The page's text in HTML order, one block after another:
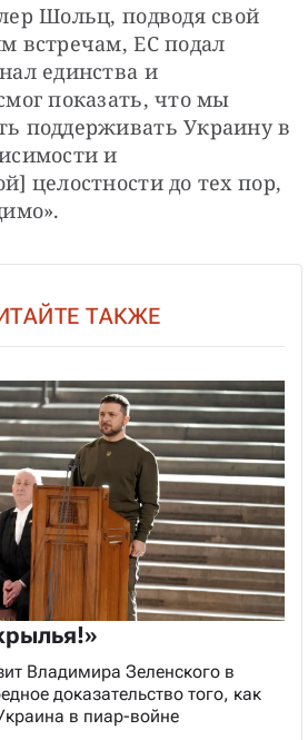
Шольц, подводя свой
встречам, ЕС подал
единства и
показать, что мы
поддерживать Украину в
и
целостности до тех пор,
ТАКЖЕ
Владимира Зеленского в
доказательство того, как
в пиар-войне